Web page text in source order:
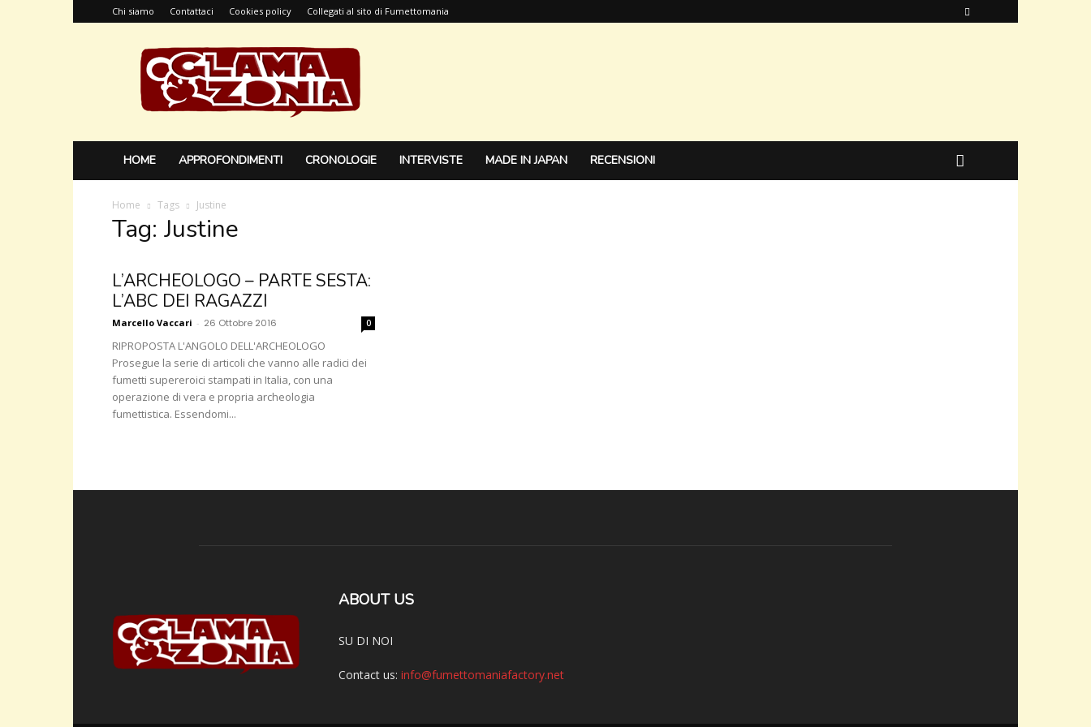
Chi siamo Contattaci Cookies policy Collegati al sito di Fumettomania
Glamazonia,
il
blog
HOME APPROFONDIMENTI CRONOLOGIE INTERVISTE MADE IN JAPAN RECENSIONI
Home Tags Justine
Tag: Justine
L’ARCHEOLOGO – PARTE SESTA:
L’ABC DEI RAGAZZI
Marcello Vaccari - 26 Ottobre 2016 0
RIPROPOSTA L'ANGOLO DELL'ARCHEOLOGO
Prosegue la serie di articoli che vanno alle radici dei
fumetti supereroici stampati in Italia, con una
operazione di vera e propria archeologia
fumettistica. Essendomi...
ABOUT US
SU DI NOI
Contact us: info@fumettomaniafactory.net